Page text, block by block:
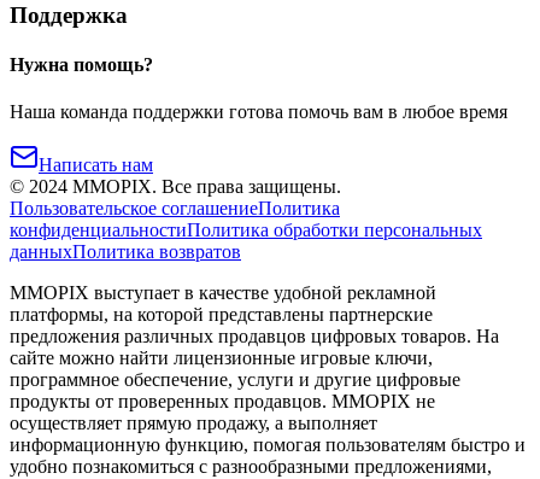
Поддержка
Нужна помощь?
Наша команда поддержки готова помочь вам в любое время
Написать нам
© 2024 MMOPIX. Все права защищены.
Пользовательское соглашениеПолитика
конфиденциальностиПолитика обработки персональных
данныхПолитика возвратов
MMOPIX выступает в качестве удобной рекламной
платформы, на которой представлены партнерские
предложения различных продавцов цифровых товаров. На
сайте можно найти лицензионные игровые ключи,
программное обеспечение, услуги и другие цифровые
продукты от проверенных продавцов. MMOPIX не
осуществляет прямую продажу, а выполняет
информационную функцию, помогая пользователям быстро и
удобно познакомиться с разнообразными предложениями,